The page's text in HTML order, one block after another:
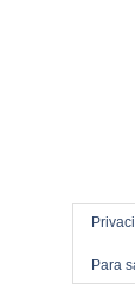
Para